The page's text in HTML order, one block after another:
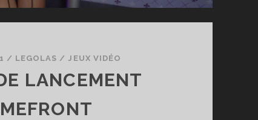
/ LEGOLAS /JEUX VIDÉO
LANCEMENT